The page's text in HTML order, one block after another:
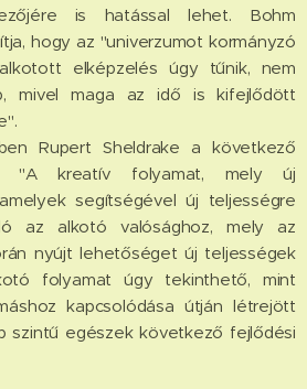
is hatással lehet. Bohm
hogy az "univerzumot kormányzó
elképzelés úgy tűnik, nem
mivel maga az idő is kifejlődött
Rupert Sheldrake a következő
"A kreatív folyamat, mely új
segítségével új teljességre
az alkotó valósághoz, mely az
nyújt lehetőséget új teljességek
folyamat úgy tekinthető, mint
kapcsolódása útján létrejött
szintű egészek következő fejlődési